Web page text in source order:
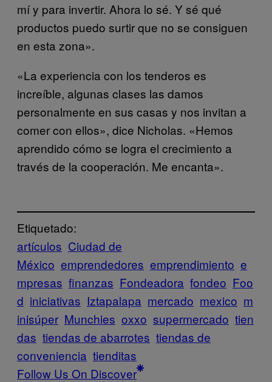
mí y para invertir. Ahora lo sé. Y sé qué
productos puedo surtir que no se consiguen
en esta zona».
«La experiencia con los tenderos es
increíble, algunas clases las damos
personalmente en sus casas y nos invitan a
comer con ellos», dice Nicholas. «Hemos
aprendido cómo se logra el crecimiento a
través de la cooperación. Me encanta».
Etiquetado:
artículos Ciudad de
México emprendedores emprendimiento e
mpresas finanzas Fondeadora fondeo Foo
d iniciativas Iztapalapa mercado mexico m
inisúper Munchies oxxo supermercado tien
das tiendas de abarrotes tiendas de
conveniencia tienditas
Follow Us On Discover